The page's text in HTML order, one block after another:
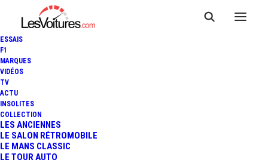
ESSAIS
F1
MARQUES
VIDÉOS
TV
ACTU
INSOLITES
COLLECTION
LES ANCIENNES
LE SALON RÉTROMOBILE
LE MANS CLASSIC
LE TOUR AUTO
CITROËN C4 CACTUS : PLACE
À UN AUDACIEUX SUV